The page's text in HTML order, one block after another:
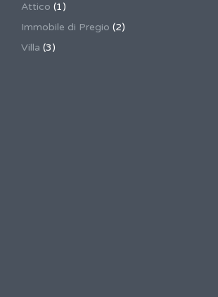
Attico (1)
Immobile di Pregio (2)
Villa (3)